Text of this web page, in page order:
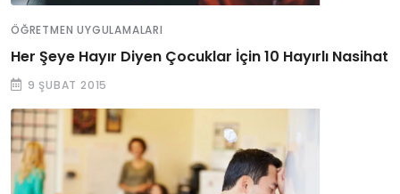
ÖĞRETMEN UYGULAMALARI
Her Şeye Hayır Diyen Çocuklar İçin 10 Hayırlı Nasihat
9 ŞUBAT 2015